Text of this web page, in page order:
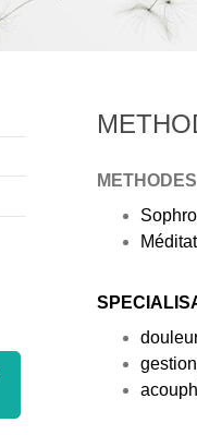
METHODES